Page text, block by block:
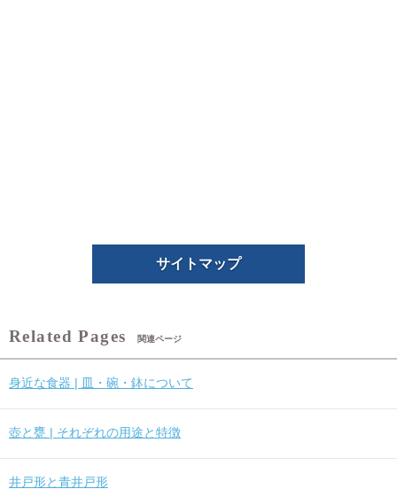
サイトマップ
関連ページ
身近な食器 | 皿・碗・鉢について
壺と甕 | それぞれの用途と特徴
井戸形と青井戸形